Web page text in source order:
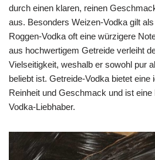
durch einen klaren, reinen
aus. Besonders Weizen-Vodka gilt
Roggen-Vodka oft eine würzigere
aus hochwertigem Getreide verleiht
Vielseitigkeit, weshalb er sowohl pur
beliebt ist. Getreide-Vodka bietet
Reinheit und Geschmack und ist eine
Vodka-Liebhaber.